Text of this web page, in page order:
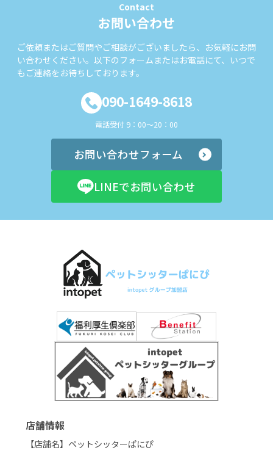
Contact
お問い合わせ
ご依頼またはご質問やご相談がございましたら、お気軽にお問
い合わせください。以下のフォームまたはお電話にて、いつで
もご連絡をお待ちしております。
090-1649-8618
電話受付 9：00～20：00
お問い合わせフォーム
LINEでお問い合わせ
店舗情報
【店舗名】ペットシッターぱにぴ